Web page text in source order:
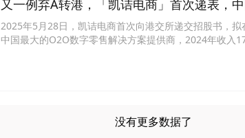
又一例弃A转港，「凯诘电商」首次递表，
2025年5月28日，凯诘电商首次向港交所递交招股书，
中国最大的O2O数字零售解决方案提供商，2024年收入
没有更多数据了